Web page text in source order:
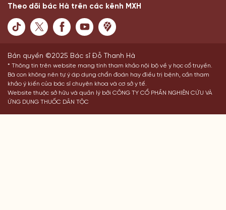
Theo dõi bác Hà trên các kênh MXH
Bản quyền ©2025 Bác sĩ Đỗ Thanh Hà
* Thông tin trên website mang tính tham khảo nội bộ về y học cổ truyền.
Bà con không nên tự ý áp dụng chẩn đoán hay điều trị bệnh, cần tham
khảo ý kiến của bác sĩ chuyên khoa và cơ sở y tế.
Website thuộc sở hữu và quản lý bởi CÔNG TY CỔ PHẦN NGHIÊN CỨU VÀ
ỨNG DỤNG THUỐC DÂN TỘC